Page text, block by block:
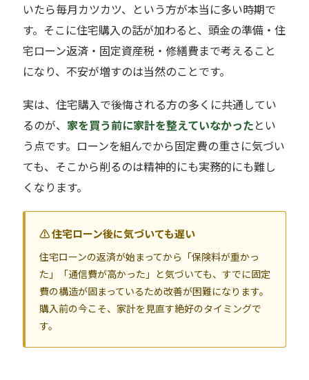
いたら毎月カツカツ、という方が本当に多い時期で
す。そこに住宅購入の話が加わると、頭金の準備・住
宅ローン返済・固定資産税・修繕費まで考えること
になり、不安が増すのは当然のことです。
実は、住宅購入で後悔される方の多くに共通してい
るのが、 家を買う前に家計を整えていなかったとい
う点です。ローンを組んでから固定費の重さに気づい
ても、そこから削るのは精神的にも実務的にも難し
くなります。
⚠ 住宅ローン後に気づいても遅い
住宅ローンの返済が始まってから「保険料が重かっ
た」「通信費が高かった」と気づいても、すでに固定
費の構造が固まっているため改善が困難になります。
購入前の今こそ、家計を見直す絶好のタイミングで
す。